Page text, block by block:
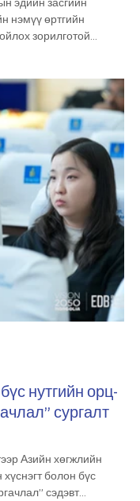
нэмүү өртгийн
зорилготой
төвөөс
эрэмбэлэх
энэхүү ажлын үр
Энэ х
нутгийн орц-
сургалт
Азийн хөгжлийн
болон бүс
сэдэвт